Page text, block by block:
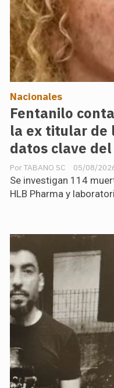
Fentanilo
la ex titular de
datos clave
TABANO SC
Nacionales
05/08/
Se investigan 114
HLB Pharma y